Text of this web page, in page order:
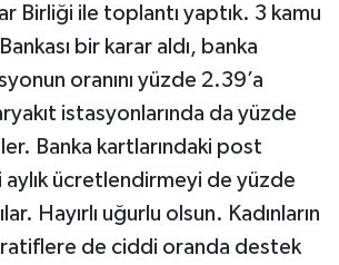
Birliği ile toplantı yaptık. 3 kamu
bir karar aldı, banka
oranını yüzde 2.39’a
istasyonlarında da yüzde
Banka kartlarındaki post
aylık ücretlendirmeyi de yüzde
Hayırlı uğurlu olsun. Kadınların
de ciddi oranda destek